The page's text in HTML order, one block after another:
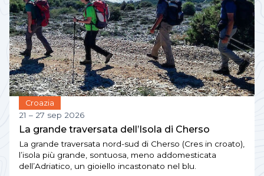
Croazia
21 – 27 sep 2026
La grande traversata dell’Isola di Cherso
La grande traversata nord-sud di Cherso (Cres in croato),
l’isola più grande, sontuosa, meno addomesticata
dell’Adriatico, un gioiello incastonato nel blu.